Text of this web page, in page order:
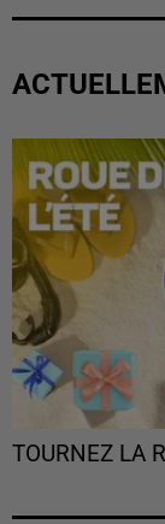
TOURNEZ LA